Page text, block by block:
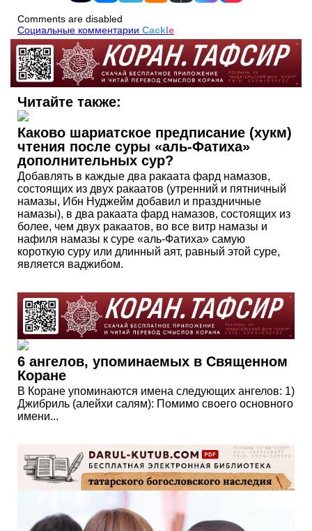
Comments are disabled
Социальные комментарии Cackle
Читайте также:
Каково шариатское предписание (хукм)
чтения после суры «аль-Фатиха»
дополнительных сур?
Добавлять в каждые два ракаата фард намазов,
состоящих из двух ракаатов (утренний и пятничный
намазы, Ибн Нуджейм добавил и праздничные
намазы), в два ракаата фард намазов, состоящих из
более, чем двух ракаатов, во все витр намазы и
нафиля намазы к суре «аль-Фатиха» самую
короткую суру или длинный аят, равный этой суре,
является ваджибом.
6 ангелов, упоминаемых в Священном
Коране
В Коране упоминаются имена следующих ангелов: 1)
Джибриль (алейхи салям): Помимо своего основного
имени...